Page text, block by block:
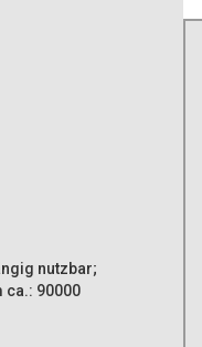
nutzbar;
ca.: 90000